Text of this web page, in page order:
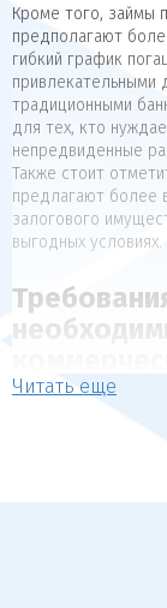
Кроме того, займы
предполагают
гибкий график
привлекательными
традиционными
для тех, кто
непредвиденные
Также стоит
предлагают более
залогового
выгодных условиях.
Читать еще